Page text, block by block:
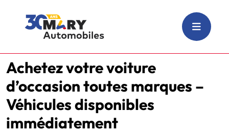
Achetez votre voiture
d’occasion toutes marques –
Véhicules disponibles
immédiatement